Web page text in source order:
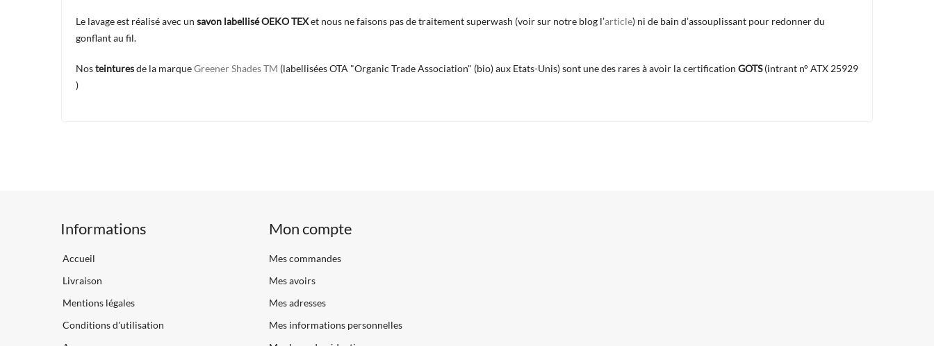
Le lavage est réalisé avec un savon labellisé OEKO TEXet nous ne faisons pas de traitement superwash (voir sur notre blog l’article) ni de bain d’assouplissant pour redonner du
gonflant au fil.
Nosteinturesde la marqueGreener Shades TM (labellisées OTA "Organic Trade Association" (bio) aux Etats-Unis) sont une des rares à avoir la certification GOTS(intrant n° ATX 25929
)
Informations
Accueil
Livraison
Mentions légales
Conditions d'utilisation
Mon compte
Mes commandes
Mes avoirs
Mes adresses
Mes informations personnelles